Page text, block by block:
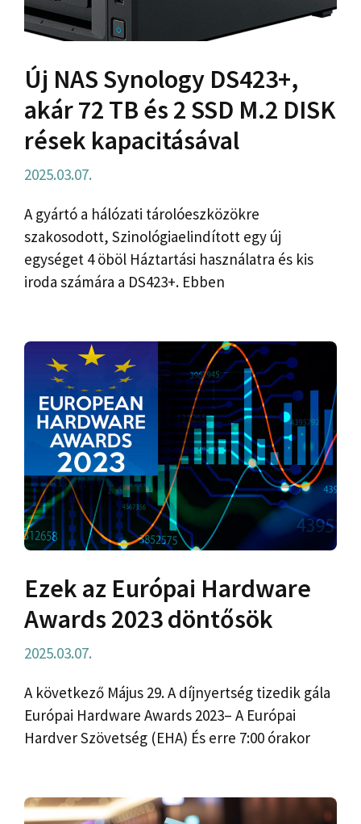
Új NAS Synology DS423+,
akár 72 TB és 2 SSD M.2 DISK
rések kapacitásával
2025.03.07.
A gyártó a hálózati tárolóeszközökre
szakosodott, Szinológiaelindított egy új
egységet 4 öböl Háztartási használatra és kis
iroda számára a DS423+. Ebben
Ezek az Európai Hardware
Awards 2023 döntősök
2025.03.07.
A következő Május 29. A díjnyertség tizedik gála
Európai Hardware Awards 2023– A Európai
Hardver Szövetség (EHA) És erre 7:00 órakor